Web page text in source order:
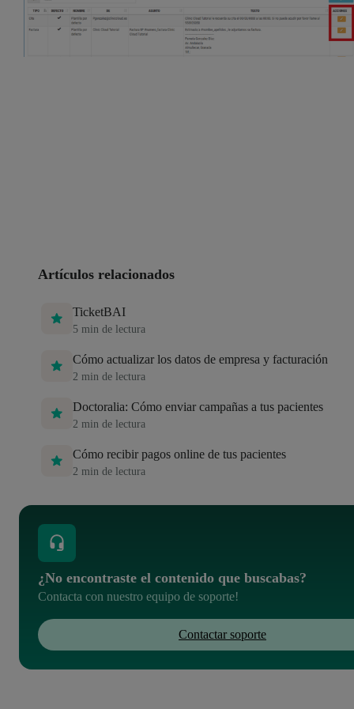
Artículos relacionados
TicketBAI
5 min de lectura
Cómo actualizar los datos de empresa y facturación
2 min de lectura
Doctoralia: Cómo enviar campañas a tus pacientes
2 min de lectura
Cómo recibir pagos online de tus pacientes
2 min de lectura
¿No encontraste el contenido que buscabas?
Contacta con nuestro equipo de soporte!
Contactar soporte